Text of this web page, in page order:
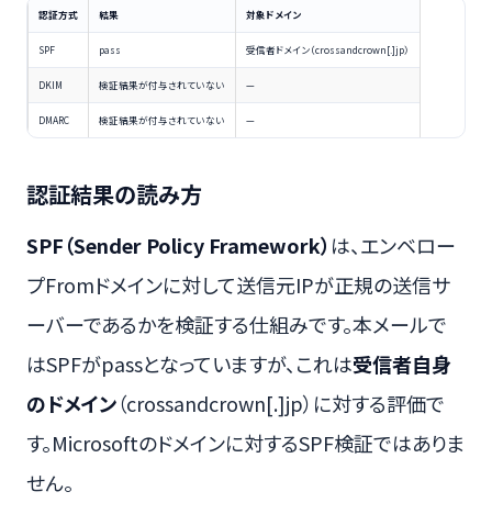
認証方式 結果 対象ドメイン
SPF pass 受信者ドメイン（crossandcrown[.]jp）
DKIM 検証結果が付与されていない —
DMARC 検証結果が付与されていない —
認証結果の読み方
SPF（Sender Policy Framework） は、エンベロー
プFromドメインに対して送信元IPが正規の送信サ
ーバーであるかを検証する仕組みです。本メールで
はSPFがpassとなっていますが、これは受信者自身
のドメイン（crossandcrown[.]jp）に対する評価で
す。Microsoftのドメインに対するSPF検証ではありま
せん。